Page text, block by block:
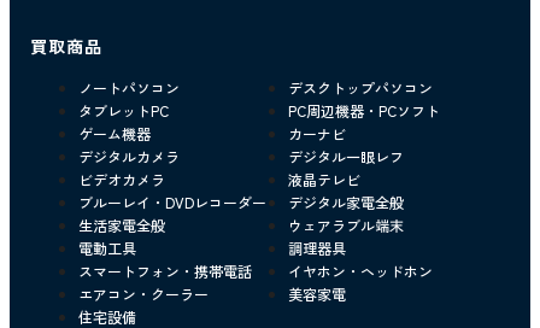
買取商品
ノートパソコン
デスクトップパソコン
タブレットPC
PC周辺機器・PCソフト
ゲーム機器
カーナビ
デジタルカメラ
デジタル一眼レフ
ビデオカメラ
液晶テレビ
ブルーレイ・DVDレコーダー
デジタル家電全般
生活家電全般
ウェアラブル端末
電動工具
調理器具
スマートフォン・携帯電話
イヤホン・ヘッドホン
エアコン・クーラー
美容家電
住宅設備